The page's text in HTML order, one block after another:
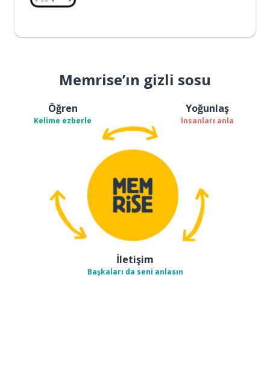
Memrise’ın gizli sosu
Öğren
Kelime ezberle
Yoğunlaş
İnsanları anla
İletişim
Başkaları da seni anlasın